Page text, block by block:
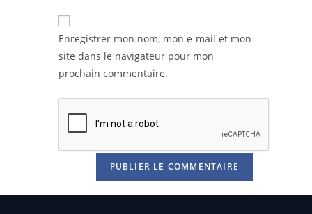
Enregistrer mon nom, mon e-mail et mon
site dans le navigateur pour mon
prochain commentaire.